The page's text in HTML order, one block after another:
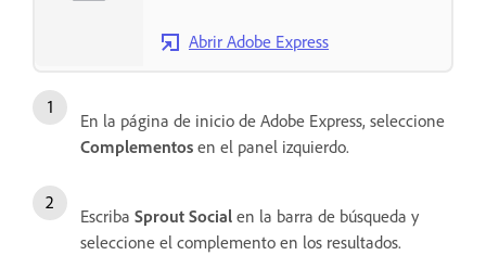
Abrir Adobe Express
En la página de inicio de Adobe Express, seleccione
Complementos en el panel izquierdo.
Escriba Sprout Social en la barra de búsqueda y
seleccione el complemento en los resultados.